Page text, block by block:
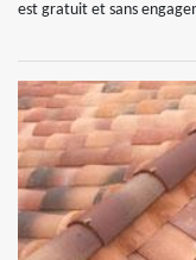
est gratuit et sans